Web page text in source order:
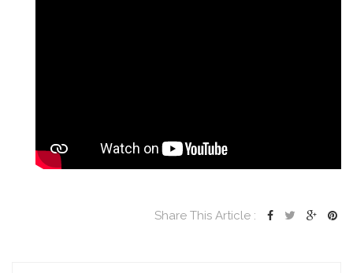
Share This Article :